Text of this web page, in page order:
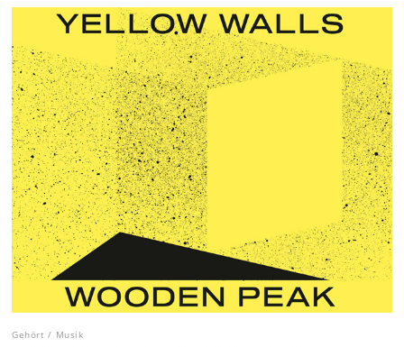
Gehört / Musik